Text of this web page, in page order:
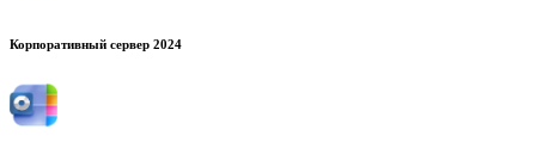
Корпоративный сервер 2024